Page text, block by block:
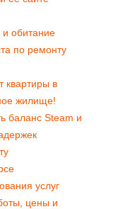
обитание
по ремонту
квартиры в
жилище!
баланс Steam и
услуг
цены и